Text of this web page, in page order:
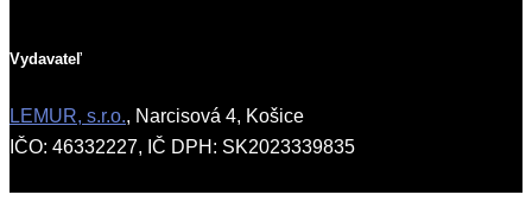
Vydavateľ
LEMUR, s.r.o., Narcisová 4, Košice
IČO: 46332227, IČ DPH: SK2023339835